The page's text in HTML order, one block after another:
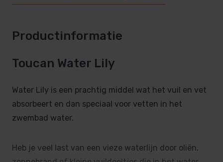
Productinformatie
Toucan Water Lily
Water Lily is een prachtig middel wat het vuil en vet
absorbeert en dan speciaal voor vetten in het
zwembad water.
Heb je veel last van een vieze waterlijn door oliën,